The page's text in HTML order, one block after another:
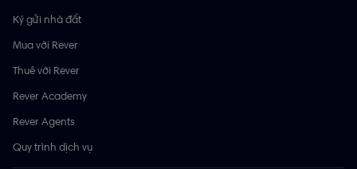
Ký gửi nhà đất
Mua với Rever
Thuê với Rever
Rever Academy
Rever Agents
Quy trình dịch vụ